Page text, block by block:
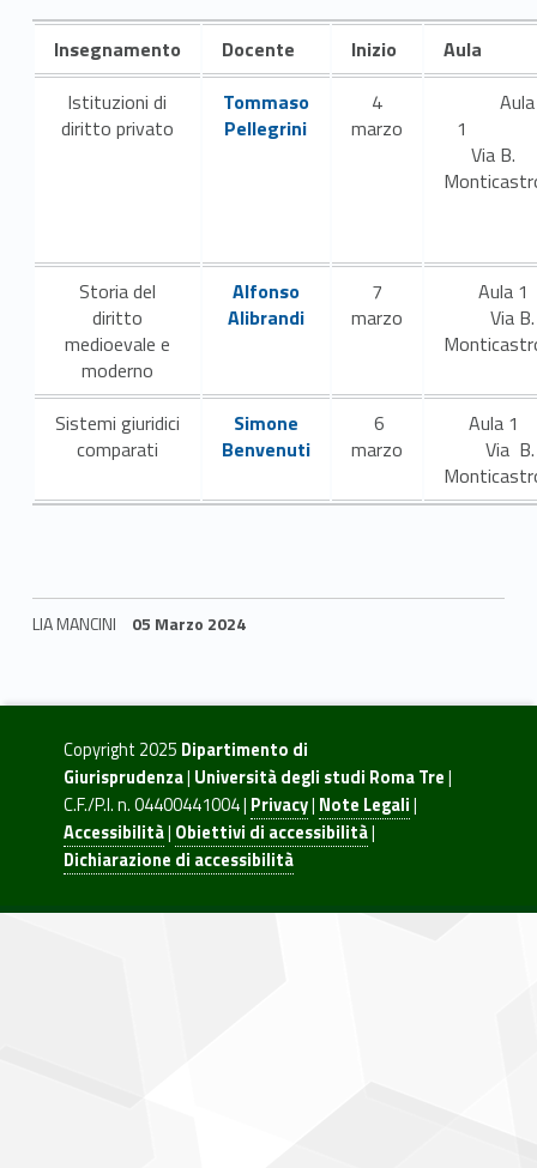
A
.
3
2
C
r
o
a
Insegnamento Docente Inizio
Aula
Istituzioni di
diritto privato
Link identifier #identifier__15021-1
Tommaso
Pellegrini
4
marzo
Aula
1
Via B.
Storia del
diritto
medioevale e
moderno
Link identifier #identifier__191372-2
Alfonso
Alibrandi
7
marzo
Aula
Via B.
Sistemi giuridici
comparati
Link identifier #identifier__107130-3
Simone
Benvenuti
6
marzo
Aula
Via B.
LIA MANCINI 05 Marzo 2024
Copyright 2025 Dipartimento di
Giurisprudenza| Università degli studi Roma Tre|
C.F./P.I. n. 04400441004 | Privacy| Note Legali|
Accessibilità| Obiettivi di accessibilità|
Dichiarazione di accessibilità